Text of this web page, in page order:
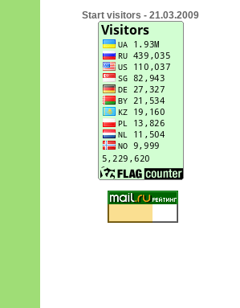
Start visitors - 21.03.2009